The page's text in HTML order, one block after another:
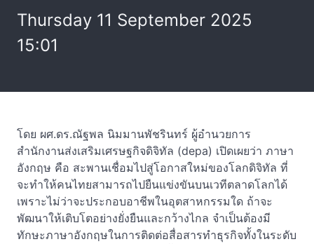
Thursday 11 September 2025
15:01
โดย ผศ.ดร.ณัฐพล นิมมานพัชรินทร์ ผู้อำนวยการ
สำนักงานส่งเสริมเศรษฐกิจดิจิทัล (depa) เปิดเผยว่า ภาษา
อังกฤษ คือ สะพานเชื่อมไปสู่โอกาสใหม่ของโลกดิจิทัล ที่
จะทำให้คนไทยสามารถไปยืนแข่งขันบนเวทีตลาดโลกได้
เพราะไม่ว่าจะประกอบอาชีพในอุตสาหกรรมใด ถ้าจะ
พัฒนาให้เติบโตอย่างยั่งยืนและกว้างไกล จำเป็นต้องมี
ทักษะภาษาอังกฤษในการติดต่อสื่อสารทำธุรกิจทั้งในระดับ